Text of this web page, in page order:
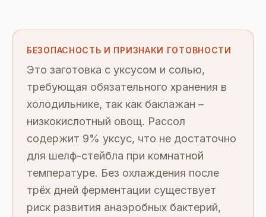
БЕЗОПАСНОСТЬ И ПРИЗНАКИ ГОТОВНОСТИ
Это заготовка с уксусом и солью,
требующая обязательного хранения в
холодильнике, так как баклажан –
низкокислотный овощ. Рассол
содержит 9% уксус, что не достаточно
для шелф-стейбла при комнатной
температуре. Без охлаждения после
трёх дней ферментации существует
риск развития анаэробных бактерий,